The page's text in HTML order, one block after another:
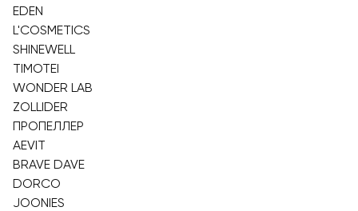
EDEN
L'COSMETICS
SHINEWELL
TIMOTEI
WONDER LAB
ZOLLIDER
ПРОПЕЛЛЕР
AEVIT
BRAVE DAVE
DORCO
JOONIES